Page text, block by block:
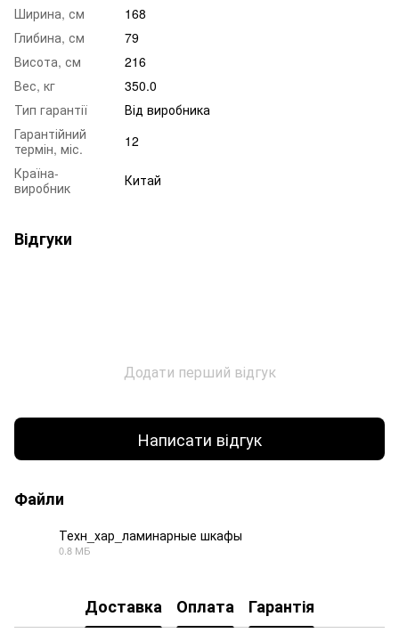
Ширина, см
168
Глибина, см
79
Висота, см
216
Вес, кг
350.0
Тип гарантії
Від виробника
Гарантійний
термін, міс.
12
Країна-
виробник
Китай
Відгуки
Додати перший відгук
Написати відгук
Файли
Техн_хар_ламинарные шкафы
0.8 МБ
Доставка Оплата Гарантія